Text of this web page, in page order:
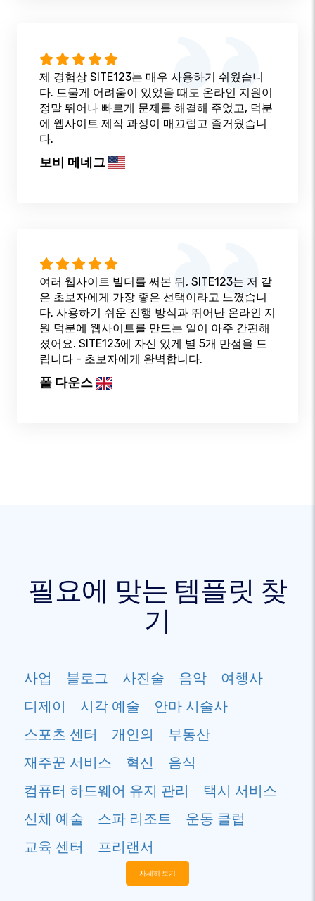
제 경험상 SITE123는 매우 사용하기 쉬웠습니
다. 드물게 어려움이 있었을 때도 온라인 지원이
정말 뛰어나 빠르게 문제를 해결해 주었고, 덕분
에 웹사이트 제작 과정이 매끄럽고 즐거웠습니
다.
보비 메네그
여러 웹사이트 빌더를 써본 뒤, SITE123는 저 같
은 초보자에게 가장 좋은 선택이라고 느꼈습니
다. 사용하기 쉬운 진행 방식과 뛰어난 온라인 지
원 덕분에 웹사이트를 만드는 일이 아주 간편해
졌어요. SITE123에 자신 있게 별 5개 만점을 드
립니다 - 초보자에게 완벽합니다.
폴 다운스
필요에 맞는 템플릿 찾
기
사업 블로그 사진술 음악
여행사
디제이
시각 예술
안마 시술사
스포츠 센터
개인의
부동산
재주꾼 서비스
혁신
음식
컴퓨터 하드웨어 유지 관리
택시 서비스
신체 예술
스파 리조트
운동 클럽
교육 센터
프리랜서
자세히 보기